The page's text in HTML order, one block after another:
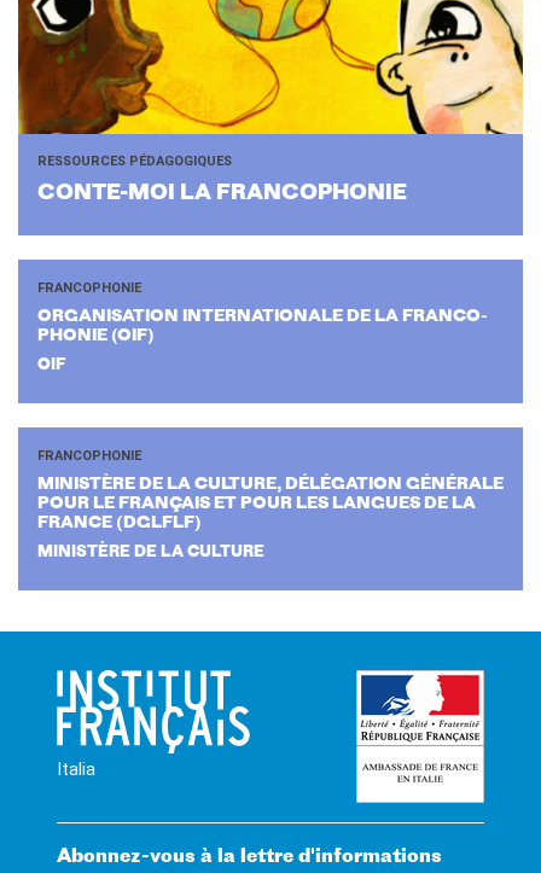
RESSOURCES PÉDAGOGIQUES
CONTE-​MOI LA FRAN­CO­PHO­NIE
FRANCOPHONIE
OR­GA­NI­SA­TION IN­TER­NA­TIO­NALE DE LA FRAN­CO­
PHO­NIE (OIF)
OIF
FRANCOPHONIE
MI­NIS­TÈRE DE LA CULTURE, DÉ­LÉ­GA­TION GÉ­NÉ­RALE
POUR LE FRAN­ÇAIS ET POUR LES LANGUES DE LA
FRANCE (DGL­FLF)
MINISTÈRE DE LA CULTURE
Italia
Abonnez-vous à la lettre d'informations